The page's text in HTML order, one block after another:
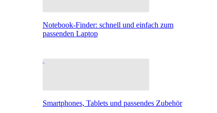
Notebook-Finder: schnell und einfach zum
passenden Laptop
Smartphones, Tablets und passendes Zubehör